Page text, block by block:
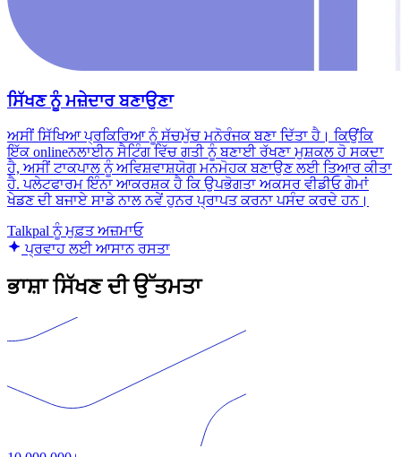
ਸਿੱਖਣ ਨੂੰ ਮਜ਼ੇਦਾਰ ਬਣਾਉਣਾ
ਅਸੀਂ ਸਿੱਖਿਆ ਪ੍ਰਕਿਰਿਆ ਨੂੰ ਸੱਚਮੁੱਚ ਮਨੋਰੰਜਕ ਬਣਾ ਦਿੱਤਾ ਹੈ। ਕਿਉਂਕਿ
ਇੱਕ onlineਨਲਾਈਨ ਸੈਟਿੰਗ ਵਿੱਚ ਗਤੀ ਨੂੰ ਬਣਾਈ ਰੱਖਣਾ ਮੁਸ਼ਕਲ ਹੋ ਸਕਦਾ
ਹੈ, ਅਸੀਂ ਟਾਕਪਾਲ ਨੂੰ ਅਵਿਸ਼ਵਾਸ਼ਯੋਗ ਮਨਮੋਹਕ ਬਣਾਉਣ ਲਈ ਤਿਆਰ ਕੀਤਾ
ਹੈ. ਪਲੇਟਫਾਰਮ ਇੰਨਾ ਆਕਰਸ਼ਕ ਹੈ ਕਿ ਉਪਭੋਗਤਾ ਅਕਸਰ ਵੀਡੀਓ ਗੇਮਾਂ
ਖੇਡਣ ਦੀ ਬਜਾਏ ਸਾਡੇ ਨਾਲ ਨਵੇਂ ਹੁਨਰ ਪ੍ਰਾਪਤ ਕਰਨਾ ਪਸੰਦ ਕਰਦੇ ਹਨ।
Talkpal ਨੂੰ ਮੁਫ਼ਤ ਅਜ਼ਮਾਓ
ਪ੍ਰਵਾਹ ਲਈ ਆਸਾਨ ਰਸਤਾ
ਭਾਸ਼ਾ ਸਿੱਖਣ ਦੀ ਉੱਤਮਤਾ